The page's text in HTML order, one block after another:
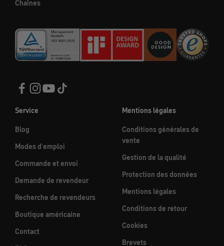
Chaînes
Service
Blog
Modes d'emploi
Commande et envoi
Demande de revendeur
Recherche de revendeurs
Boutique américaine
Contact
Mentions légales
Conditions générales de
vente
Gestion de la qualité
Protection des données
Mentions légales
Conditions de retour
Cookies
Brevets